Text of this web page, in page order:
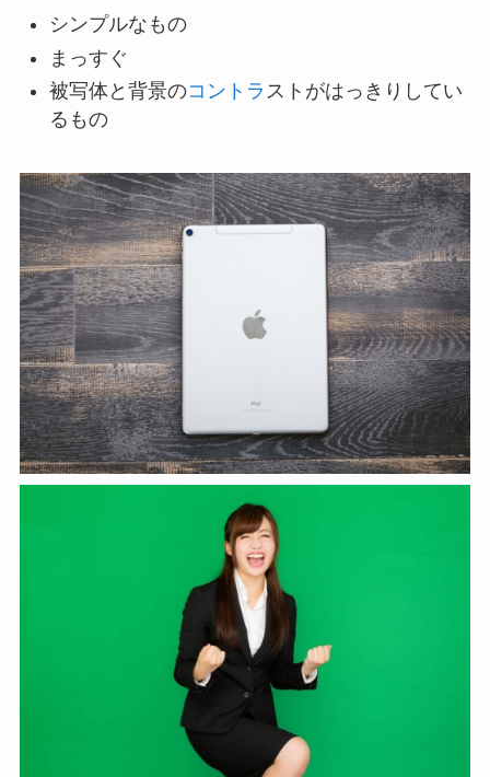
シンプルなもの
まっすぐ
被写体と背景のコントラ ストがはっきりしてい
るもの